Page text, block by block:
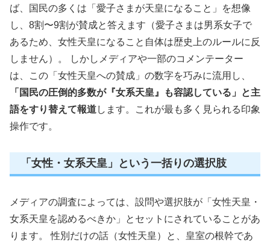
ば、国民の多くは「愛子さまが天皇になること」を想像
し、8割〜9割が賛成と答えます（愛子さまは男系女子で
あるため、女性天皇になること自体は歴史上のルールに反
しません）。 しかしメディアや一部のコメンテーター
は、この「女性天皇への賛成」の数字を巧みに流用し、
「国民の圧倒的多数が『女系天皇』も容認している」と主
語をすり替えて報道します。これが最も多く見られる印象
操作です。
「女性・女系天皇」という一括りの選択肢
メディアの調査によっては、設問や選択肢が「女性天皇・
女系天皇を認めるべきか」とセットにされていることがあ
ります。 性別だけの話（女性天皇）と、皇室の根幹であ